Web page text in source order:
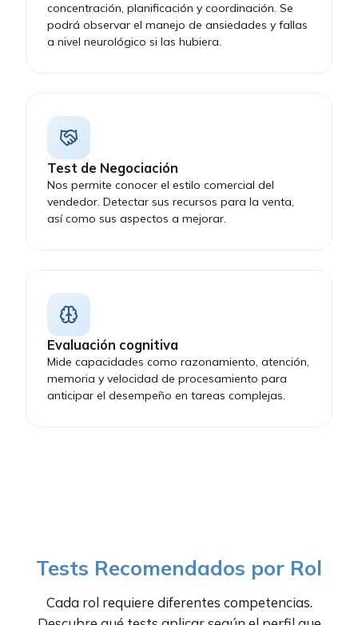
concentración, planificación y coordinación. Se
podrá observar el manejo de ansiedades y fallas
a nivel neurológico si las hubiera.
Test de Negociación
Nos permite conocer el estilo comercial del
vendedor. Detectar sus recursos para la venta,
así como sus aspectos a mejorar.
Evaluación cognitiva
Mide capacidades como razonamiento, atención,
memoria y velocidad de procesamiento para
anticipar el desempeño en tareas complejas.
Tests Recomendados por Rol
Cada rol requiere diferentes competencias.